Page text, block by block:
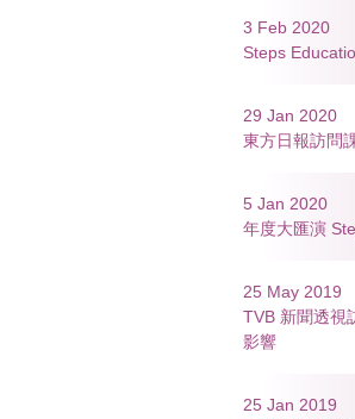
3 Feb 2020
Steps
29 Jan 2020
東方日報訪問
5 Jan 2020
年度大匯演
25 May 2019
TVB 新聞透視
影響
25 Jan 2019